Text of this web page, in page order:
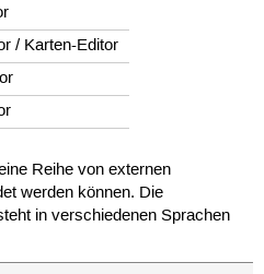
/ Karten-Editor
Reihe von externen
werden können. Die
in verschiedenen Sprachen